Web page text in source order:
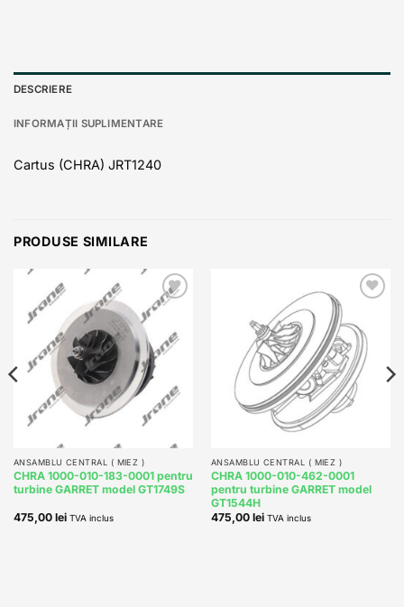
DESCRIERE
INFORMAȚII SUPLIMENTARE
Cartus (CHRA) JRT1240
PRODUSE SIMILARE
Add to
ANSAMBLU CENTRAL ( MIEZ )
CHRA 1000-010-183-0001 pentru
turbine GARRET model GT1749S
475,00 lei TVA inclus
wishlist
ANSAMBLU CENTRAL ( MIEZ )
CHRA 1000-010-462-0001
pentru turbine GARRET model
GT1544H
475,00 lei TVA inclus